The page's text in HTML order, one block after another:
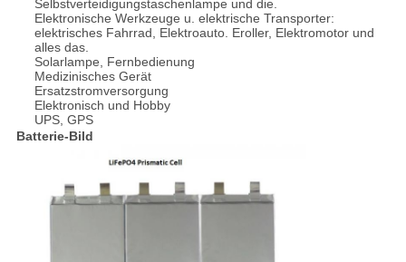
Selbstverteidigungstaschenlampe und die.
Elektronische Werkzeuge u. elektrische Transporter:
elektrisches Fahrrad, Elektroauto. Eroller, Elektromotor und
alles das.
Solarlampe, Fernbedienung
Medizinisches Gerät
Ersatzstromversorgung
Elektronisch und Hobby
UPS, GPS
Batterie-Bild